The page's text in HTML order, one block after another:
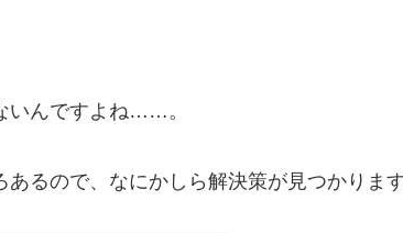
いんですよね……。
るので、なにかしら解決策が見つかります